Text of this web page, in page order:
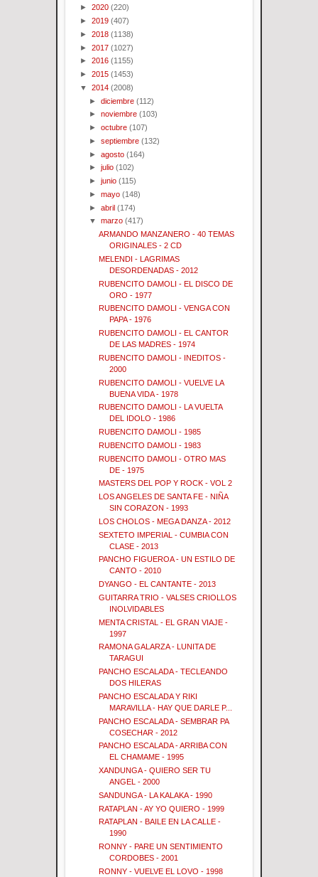
► 2020 (220)
► 2019 (407)
► 2018 (1138)
► 2017 (1027)
► 2016 (1155)
► 2015 (1453)
▼ 2014 (2008)
►diciembre (112)
►noviembre (103)
►octubre (107)
►septiembre (132)
►agosto (164)
►julio (102)
►junio (115)
►mayo (148)
►abril (174)
▼marzo (417)
ARMANDO MANZANERO - 40 TEMAS
ORIGINALES - 2 CD
MELENDI - LAGRIMAS
DESORDENADAS - 2012
RUBENCITO DAMOLI - EL DISCO DE
ORO - 1977
RUBENCITO DAMOLI - VENGA CON
PAPA - 1976
RUBENCITO DAMOLI - EL CANTOR
DE LAS MADRES - 1974
RUBENCITO DAMOLI - INEDITOS -
2000
RUBENCITO DAMOLI - VUELVE LA
BUENA VIDA - 1978
RUBENCITO DAMOLI - LA VUELTA
DEL IDOLO - 1986
RUBENCITO DAMOLI - 1985
RUBENCITO DAMOLI - 1983
RUBENCITO DAMOLI - OTRO MAS
DE - 1975
MASTERS DEL POP Y ROCK - VOL 2
LOS ANGELES DE SANTA FE - NIÑA
SIN CORAZON - 1993
LOS CHOLOS - MEGA DANZA - 2012
SEXTETO IMPERIAL - CUMBIA CON
CLASE - 2013
PANCHO FIGUEROA - UN ESTILO DE
CANTO - 2010
DYANGO - EL CANTANTE - 2013
GUITARRA TRIO - VALSES CRIOLLOS
INOLVIDABLES
MENTA CRISTAL - EL GRAN VIAJE -
1997
RAMONA GALARZA - LUNITA DE
TARAGUI
PANCHO ESCALADA - TECLEANDO
DOS HILERAS
PANCHO ESCALADA Y RIKI
MARAVILLA - HAY QUE DARLE P...
PANCHO ESCALADA - SEMBRAR PA
COSECHAR - 2012
PANCHO ESCALADA - ARRIBA CON
EL CHAMAME - 1995
XANDUNGA - QUIERO SER TU
ANGEL - 2000
SANDUNGA - LA KALAKA - 1990
RATAPLAN - AY YO QUIERO - 1999
RATAPLAN - BAILE EN LA CALLE -
1990
RONNY - PARE UN SENTIMIENTO
CORDOBES - 2001
RONNY - VUELVE EL LOVO - 1998